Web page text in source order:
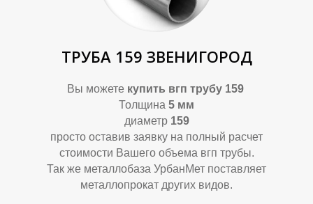
ТРУБА 159 ЗВЕНИГОРОД
Вы можете купить вгп трубу 159
Толщина 5 мм
диаметр 159
просто оставив заявку на полный расчет
стоимости Вашего объема вгп трубы.
Так же металлобаза УрбанМет поставляет
металлопрокат других видов.